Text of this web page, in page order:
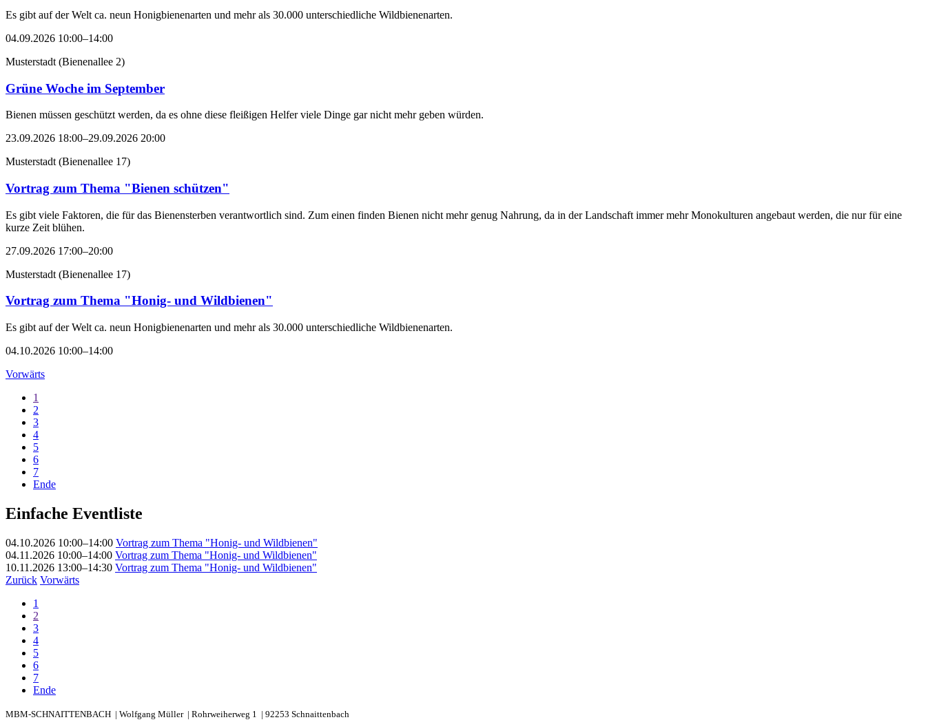
Es gibt auf der Welt ca. neun Honigbienenarten und mehr als 30.000 unterschiedliche Wildbienenarten.
04.09.2026 10:00–14:00
Musterstadt (Bienenallee 2)
Grüne Woche im September
Bienen müssen geschützt werden, da es ohne diese fleißigen Helfer viele Dinge gar nicht mehr geben würden.
23.09.2026 18:00–29.09.2026 20:00
Musterstadt (Bienenallee 17)
Vortrag zum Thema "Bienen schützen"
Es gibt viele Faktoren, die für das Bienensterben verantwortlich sind. Zum einen finden Bienen nicht mehr genug Nahrung, da in der Landschaft immer mehr Monokulturen angebaut werden, die nur für eine
kurze Zeit blühen.
27.09.2026 17:00–20:00
Musterstadt (Bienenallee 17)
Vortrag zum Thema "Honig- und Wildbienen"
Es gibt auf der Welt ca. neun Honigbienenarten und mehr als 30.000 unterschiedliche Wildbienenarten.
04.10.2026 10:00–14:00
Vorwärts
1
2
3
4
5
6
7
Ende
Einfache Eventliste
04.10.2026 10:00–14:00 Vortrag zum Thema "Honig- und Wildbienen"
04.11.2026 10:00–14:00 Vortrag zum Thema "Honig- und Wildbienen"
10.11.2026 13:00–14:30 Vortrag zum Thema "Honig- und Wildbienen"
Zurück Vorwärts
1
2
3
4
5
6
7
Ende
MBM-SCHNAITTENBACH | Wolfgang Müller | Rohrweiherweg 1 | 92253 Schnaittenbach